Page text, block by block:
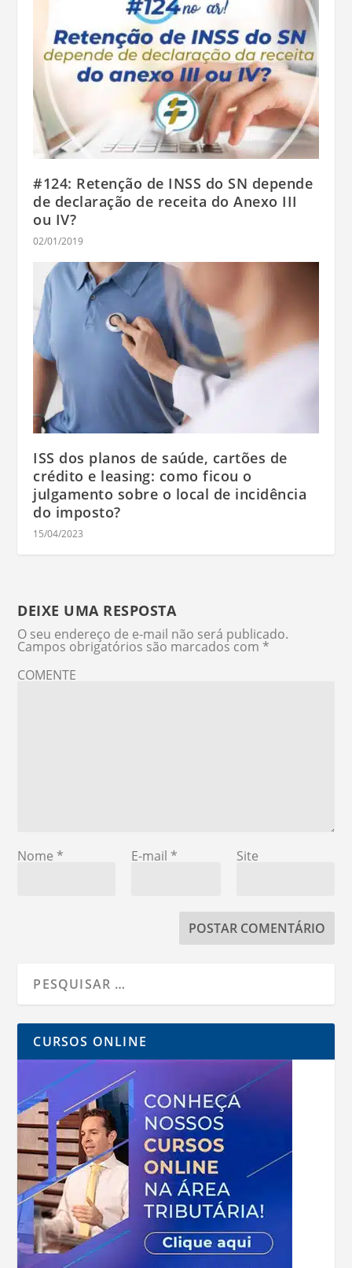
#124: Retenção de INSS do SN depende
de declaração de receita do Anexo III
ou IV?
02/01/2019
ISS dos planos de saúde, cartões de
crédito e leasing: como ficou o
julgamento sobre o local de incidência
do imposto?
15/04/2023
DEIXE UMA RESPOSTA
O seu endereço de e-mail não será publicado.
Campos obrigatórios são marcados com *
COMENTE
Nome * E-mail * Site
CURSOS ONLINE